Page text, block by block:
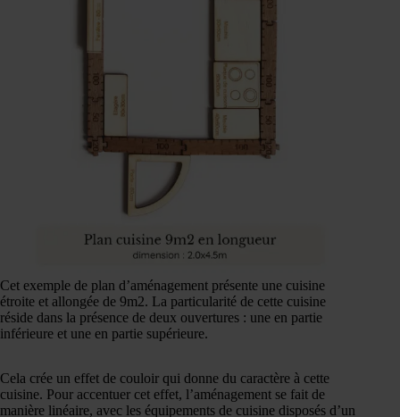
Cet exemple de plan d’aménagement présente une cuisine
étroite et allongée de 9m2. La particularité de cette cuisine
réside dans la présence de deux ouvertures : une en partie
inférieure et une en partie supérieure.
Cela crée un effet de couloir qui donne du caractère à cette
cuisine. Pour accentuer cet effet, l’aménagement se fait de
manière linéaire, avec les équipements de cuisine disposés d’un